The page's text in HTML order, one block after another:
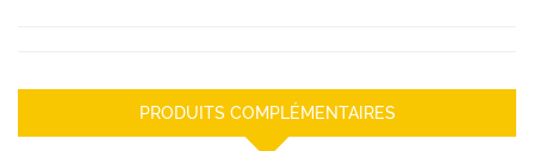
PRODUITS COMPLÉMENTAIRES